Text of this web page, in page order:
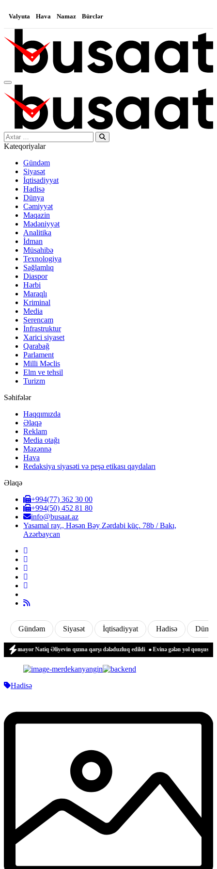
Valyuta Hava Namaz Bürclər
Search…
Kateqoriyalar
Gündəm
Siyasət
İqtisadiyyat
Hadisə
Dünya
Cəmiyyət
Maqazin
Mədəniyyət
Analitika
İdman
Müsahibə
Texnologiya
Sağlamlıq
Diaspor
Hərbi
Maraqlı
Kriminal
Media
Serencam
İnfrastruktur
Xarici siyaset
Qarabağ
Parlament
Milli Məclis
Elm ve tehsil
Turizm
Səhifələr
Haqqımızda
Əlaqə
Reklam
Media otağı
Məzənnə
Hava
Redaksiya siyasəti və peşə etikası qaydaları
Əlaqə
+994(77) 362 30 00
+994(50) 452 81 80
info@busaat.az
Yasamal ray., Həsən Bəy Zərdabi küç. 78b / Bakı,
Azərbaycan
Gündəm Siyasət İqtisadiyyat Hadisə Dünya
mayor Natiq Əliyevin qızına qarşı dələduzluq edildi Evinə gələn yol qonşusu
Hadisə